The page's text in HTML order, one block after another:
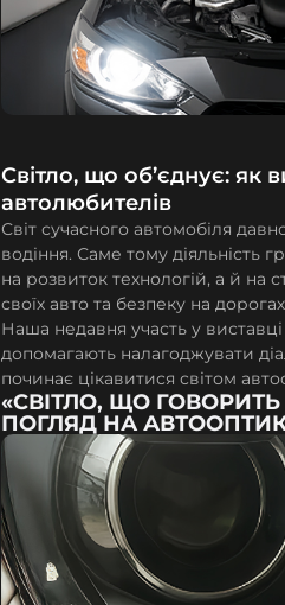
Світло, що об’єднує: як
автолюбителів
Світ сучасного автомобіля
водіння. Саме тому діяльність
на розвиток технологій, а й на
своїх авто та безпеку на
Наша недавня участь у
допомагають налагоджувати
починає цікавитися світом
«СВІТЛО, ЩО
ПОГЛЯД НА